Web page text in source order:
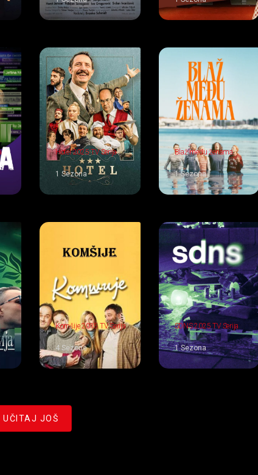
Hotel 2025 TV Serija
1 Sezona
Blaž među ženama
2025 TV Serija
1 Sezona
Komšije 2015 TV Serija
4 Sezone
SDNS 2025 TV Serija
1 Sezona
UČITAJ JOŠ